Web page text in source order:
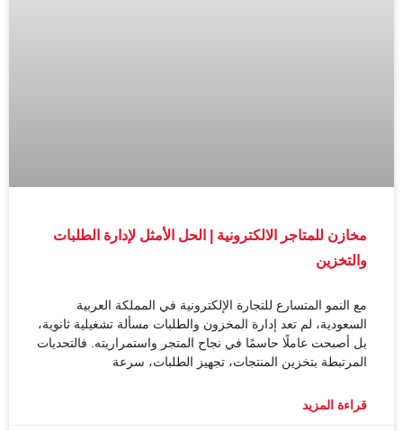
مخازن للمتاجر الالكترونية | الحل الأمثل لإدارة الطلبات
والتخزين
مع النمو المتسارع للتجارة الإلكترونية في المملكة العربية
السعودية، لم تعد إدارة المخزون والطلبات مسألة تشغيلية ثانوية،
بل أصبحت عاملًا حاسمًا في نجاح المتجر واستمراريته. فالتحديات
المرتبطة بتخزين المنتجات، تجهيز الطلبات، سرعة
قراءة المزيد